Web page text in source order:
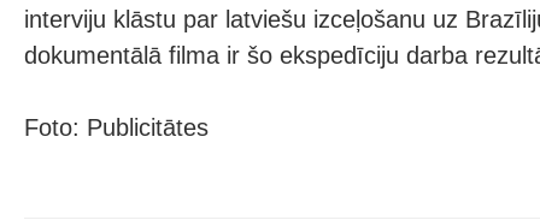
interviju klāstu par latviešu izceļošanu uz
dokumentālā filma ir šo ekspedīciju darba
Foto: Publicitātes